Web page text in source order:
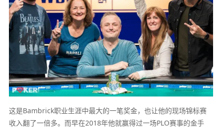
这是Bambrick职业生涯中最大的一笔奖金，也让他的现场锦标赛
收入翻了一倍多。而早在2018年他就赢得过一场PLO赛事的金手